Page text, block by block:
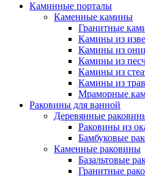
Каминные порталы
Каменные камины
Гранитные
Камины из
Камины из
Камины из
Камины из
Камины из
Мраморные
Раковины для ванной
Деревянные
Раковины из
Бамбуковые
Каменные раковины
Базальтовые
Гранитные